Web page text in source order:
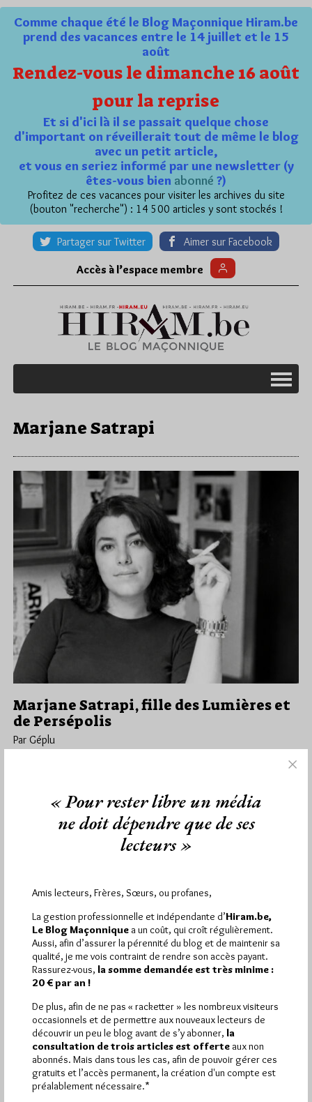
Comme chaque été le Blog Maçonnique Hiram.be
prend des vacances entre le 14 juillet et le 15
août
Rendez-vous le dimanche 16 août
pour la reprise
Et si d'ici là il se passait quelque chose
d'important on réveillerait tout de même le blog
avec un petit article,
et vous en seriez informé par une newsletter (y
êtes-vous bien abonné ?)
Profitez de ces vacances pour visiter les archives du site
(bouton "recherche") : 14 500 articles y sont stockés !
Partager sur Twitter Aimer sur Facebook
Accès à l’espace membre
Marjane Satrapi
Marjane Satrapi, fille des Lumières et
de Persépolis
Par Géplu
Lu 1609 fois
Lumières et de Persépolis Marjane Satrapi, la plus française des
Hier samedi 8 août 2026, Hiram.be a reçu1 698 visites
et2 926 pagesont été lues (Source : Pirsch.io)
Plus d’informations
« Pour rester libre un média
ne doit dépendre que de ses
lecteurs »
Amis lecteurs, Frères, Sœurs, ou profanes,
La gestion professionnelle et indépendante d’Hiram.be,
Le Blog Maçonnique a un coût, qui croît régulièrement.
Aussi, afin d’assurer la pérennité du blog et de maintenir sa
qualité, je me vois contraint de rendre son accès payant.
Rassurez-vous, la somme demandée est très minime :
20 € par an !
De plus, afin de ne pas « racketter » les nombreux visiteurs
occasionnels et de permettre aux nouveaux lecteurs de
découvrir un peu le blog avant de s’y abonner, la
consultation de trois articles est offerte aux non
abonnés. Mais dans tous les cas, afin de pouvoir gérer ces
gratuits et l’accès permanent, la création d'un compte est
préalablement nécessaire.*